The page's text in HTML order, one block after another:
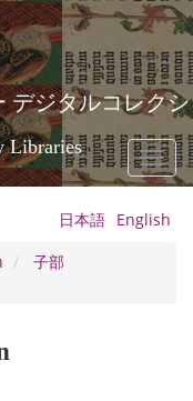
デジタルコレクシ
Libraries
Toggle
日本語 English
子部